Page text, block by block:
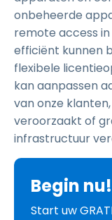
onbeheerde
remote access
efficiënt kunnen
flexibele
kan aanpassen
van onze
veroorzaakt of
infrastructuur
Begin nu!
Start uw